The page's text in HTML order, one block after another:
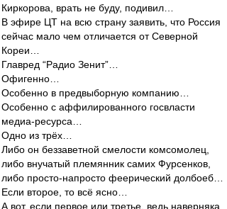
Киркорова, врать не буду, подивил…
В эфире ЦТ на всю страну заявить, что Россия
сейчас мало чем отличается от Северной
Кореи…
Главред “Радио Зенит”…
Офигенно…
Особенно в предвыборную компанию…
Особенно с аффилированного госвласти
медиа-ресурса…
Одно из трёх…
Либо он беззаветной смелости комсомолец,
либо внучатый племянник самих Фурсенков,
либо просто-напросто феерический долбоеб…
Если второе, то всё ясно…
А вот, если первое или третье, ведь наверняка